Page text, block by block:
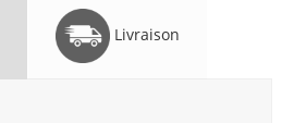
Livraison